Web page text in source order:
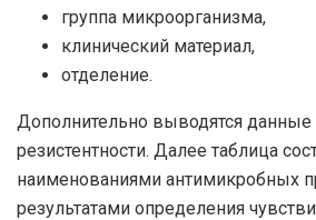
группа микроорганизма,
клинический материал,
отделение.
Дополнительно выводятся данные
резистентности. Далее таблица
наименованиями антимикробных
результатами определения